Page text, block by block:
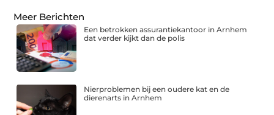
Meer Berichten
Een betrokken assurantiekantoor in Arnhem
dat verder kijkt dan de polis
Nierproblemen bij een oudere kat en de
dierenarts in Arnhem